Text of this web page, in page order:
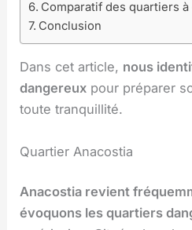
Comparatif des quartiers
Conclusion
Dans cet article, nous
dangereux pour préparer
toute tranquillité.
Quartier Anacostia
Anacostia revient
évoquons les quartiers